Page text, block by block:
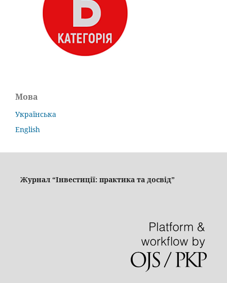
Мова
Українська
English
Журнал “Інвестиції: практика та досвід”